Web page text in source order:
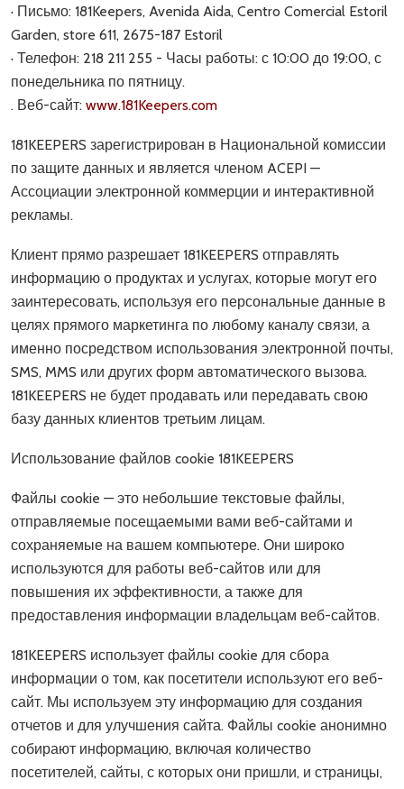
· Письмо: 181Keepers, Avenida Aida, Centro Comercial Estoril
Garden, store 611, 2675-187 Estoril
· Телефон: 218 211 255 - Часы работы: с 10:00 до 19:00, с
понедельника по пятницу.
. Веб-сайт: www.181Keepers.com
181KEEPERS зарегистрирован в Национальной комиссии
по защите данных и является членом ACEPI —
Ассоциации электронной коммерции и интерактивной
рекламы.
Клиент прямо разрешает 181KEEPERS отправлять
информацию о продуктах и услугах, которые могут его
заинтересовать, используя его персональные данные в
целях прямого маркетинга по любому каналу связи, а
именно посредством использования электронной почты,
SMS, MMS или других форм автоматического вызова.
181KEEPERS не будет продавать или передавать свою
базу данных клиентов третьим лицам.
Использование файлов cookie 181KEEPERS
Файлы cookie — это небольшие текстовые файлы,
отправляемые посещаемыми вами веб-сайтами и
сохраняемые на вашем компьютере. Они широко
используются для работы веб-сайтов или для
повышения их эффективности, а также для
предоставления информации владельцам веб-сайтов.
181KEEPERS использует файлы cookie для сбора
информации о том, как посетители используют его веб-
сайт. Мы используем эту информацию для создания
отчетов и для улучшения сайта. Файлы cookie анонимно
собирают информацию, включая количество
посетителей, сайты, с которых они пришли, и страницы,